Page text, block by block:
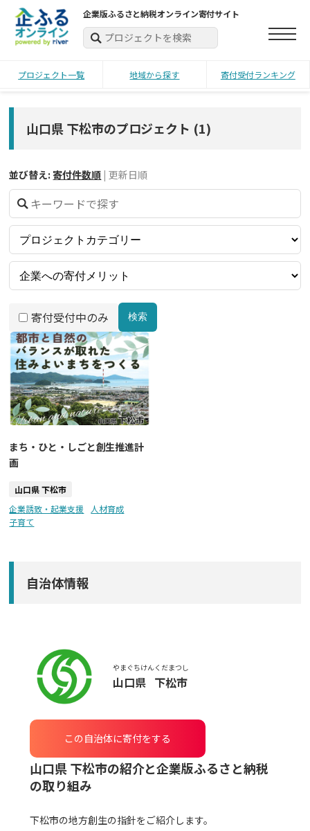
企業版ふるさと納税オンライン寄付サイト
プロジェクト一覧 地域から探す 寄付受付ランキング
山口県 下松市のプロジェクト (1)
並び替え: 寄付件数順 | 更新日順
寄付受付中のみ 検索
まち・ひと・しごと創生推進計
画
山口県 下松市
企業誘致・起業支援
人材育成
子育て
自治体情報
やまぐちけん
山口県
くだまつし
下松市
この自治体に寄付をする
山口県 下松市の紹介と企業版ふるさと納税
の取り組み
下松市の地方創生の指針をご紹介します。